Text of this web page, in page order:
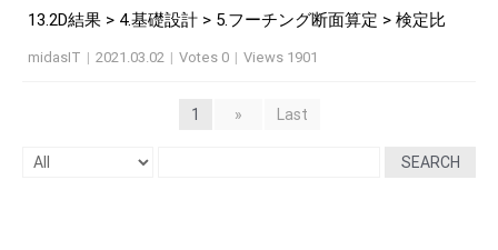
13.2D結果 > 4.基礎設計 > 5.フーチング断面算定 > 検定比
midasIT | 2021.03.02 | Votes 0 | Views 1901
1 » Last
SEARCH